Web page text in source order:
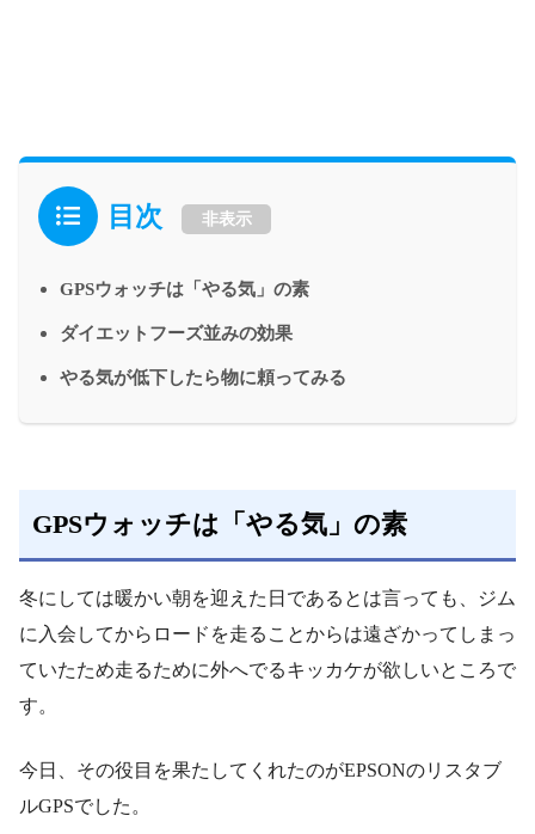
目次 非表示
GPSウォッチは「やる気」の素
ダイエットフーズ並みの効果
やる気が低下したら物に頼ってみる
GPSウォッチは「やる気」の素
冬にしては暖かい朝を迎えた日であるとは言っても、ジム
に入会してからロードを走ることからは遠ざかってしまっ
ていたため走るために外へでるキッカケが欲しいところで
す。
今日、その役目を果たしてくれたのがEPSONのリスタブ
ルGPSでした。